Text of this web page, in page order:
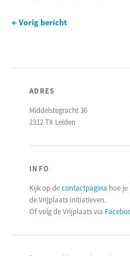
← Vorig bericht
ADRES
Middelstegracht 36
2312 TX Leiden
INFO
Kijk op decontactpagina hoe
de Vrijplaats initiatieven.
Of volg de Vrijplaats via